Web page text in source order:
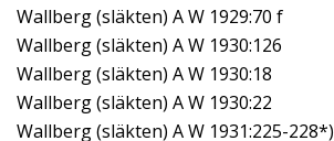
Wallberg (släkten) A W 1929:70 f
Wallberg (släkten) A W 1930:126
Wallberg (släkten) A W 1930:18
Wallberg (släkten) A W 1930:22
Wallberg (släkten) A W 1931:225-228*)